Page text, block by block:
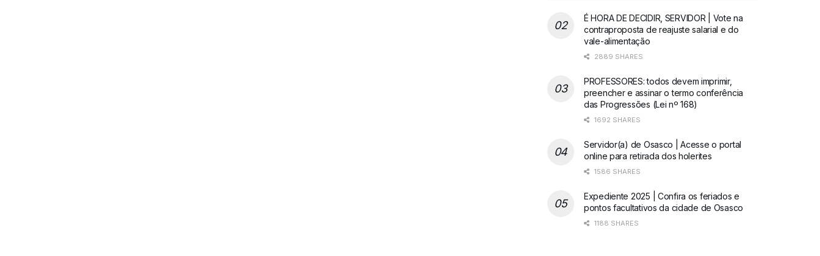
É HORA DE DECIDIR, SERVIDOR | Vote na
contraproposta de reajuste salarial e do
vale-alimentação
2889 SHARES
PROFESSORES: todos devem imprimir,
preencher e assinar o termo conferência
das Progressões (Lei nº 168)
1692 SHARES
Servidor(a) de Osasco | Acesse o portal
online para retirada dos holerites
1586 SHARES
Expediente 2025 | Confira os feriados e
pontos facultativos da cidade de Osasco
1188 SHARES